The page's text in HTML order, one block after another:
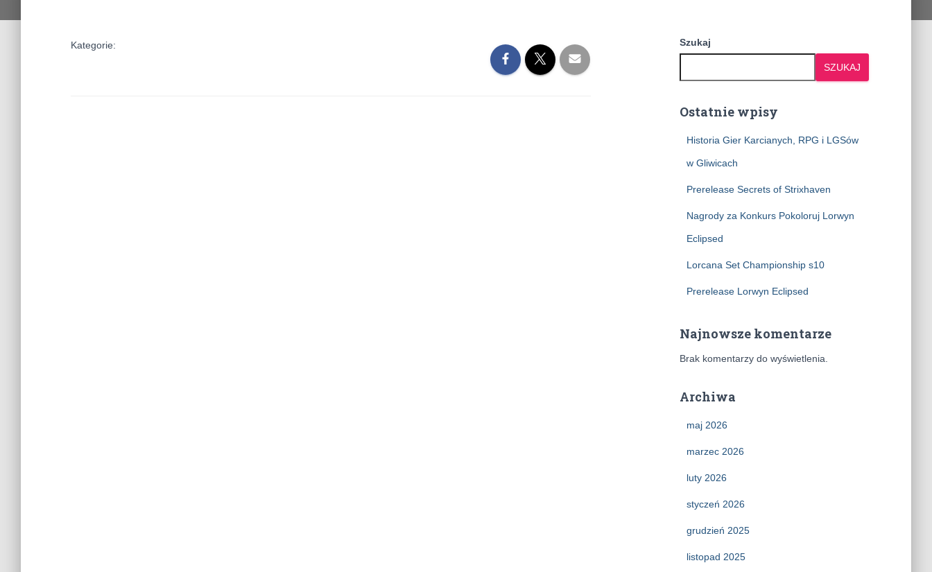
Kategorie: Szukaj
SZUKAJ
Ostatnie wpisy
Historia Gier Karcianych, RPG i LGSów
w Gliwicach
Prerelease Secrets of Strixhaven
Nagrody za Konkurs Pokoloruj Lorwyn
Eclipsed
Lorcana Set Championship s10
Prerelease Lorwyn Eclipsed
Najnowsze komentarze
Brak komentarzy do wyświetlenia.
Archiwa
maj 2026
marzec 2026
luty 2026
styczeń 2026
grudzień 2025
listopad 2025